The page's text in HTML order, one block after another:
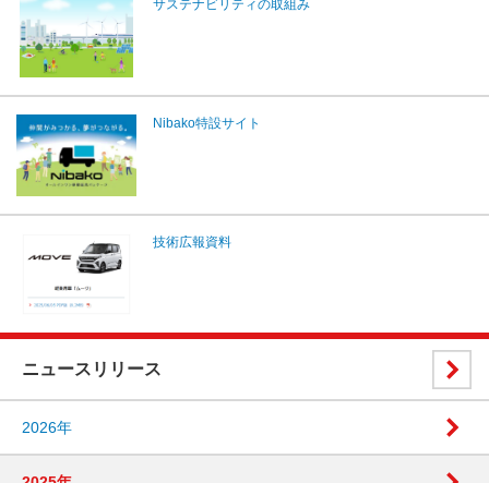
サステナビリティの取組み
Nibako特設サイト
技術広報資料
ニュースリリース
2026年